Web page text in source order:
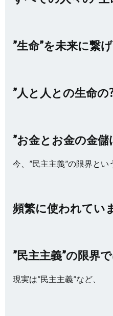
”生命”を未来に繋
”人と人との生命の
”お金とお金の金儲
今、”民主主義”の限界とい
頻繁に使われてい
”民主主義”の限界
現実は”民主主義”など、